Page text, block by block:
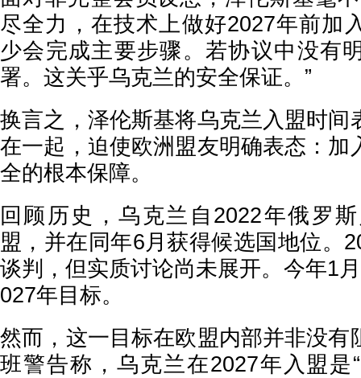
尽全力，在技术上做好2027年前
少会完成主要步骤。若协议中没有
署。这关乎乌克兰的安全保证。”
换言之，泽伦斯基将乌克兰入盟时间
在一起，迫使欧洲盟友明确表态：加
全的根本保障。
回顾历史，乌克兰自2022年俄罗
盟，并在同年6月获得候选国地位。
谈判，但实质讨论尚未展开。今年1
027年目标。
然而，这一目标在欧盟内部并非没有
班警告称，乌克兰在2027年入盟是